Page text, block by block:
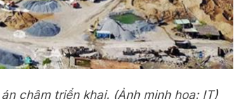
chậm triển khai. (Ảnh minh họa: IT)